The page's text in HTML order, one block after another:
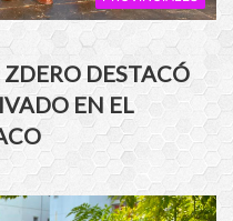
DESTACÓ
EN EL